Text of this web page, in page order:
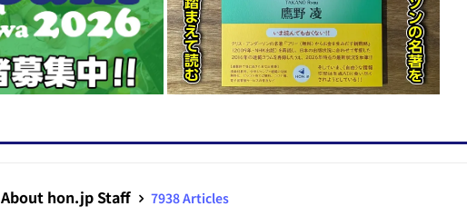
About hon.jp Staff
7938 Articles